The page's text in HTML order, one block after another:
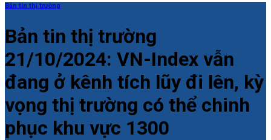
Bản tin thị trường
Bản tin thị trường
21/10/2024: VN-Index vẫn
đang ở kênh tích lũy đi lên, kỳ
vọng thị trường có thể chinh
phục khu vực 1300